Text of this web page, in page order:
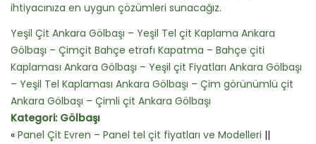
ihtiyacınıza en uygun çözümleri sunacağız.
Yeşil Çit Ankara Gölbaşı – Yeşil Tel çit Kaplama Ankara
Gölbaşı – Çimçit Bahçe etrafı Kapatma – Bahçe çiti
Kaplaması Ankara Gölbaşı – Yeşil çit Fiyatları Ankara Gölbaşı
– Yeşil Tel Kaplaması Ankara Gölbaşı – Çim görünümlü çit
Ankara Gölbaşı – Çimli çit Ankara Gölbaşı
Kategori: Gölbaşı
« Panel Çit Evren – Panel tel çit fiyatları ve Modelleri ||